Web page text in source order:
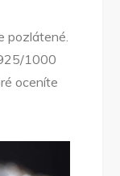
pozlátené.
1000
oceníte